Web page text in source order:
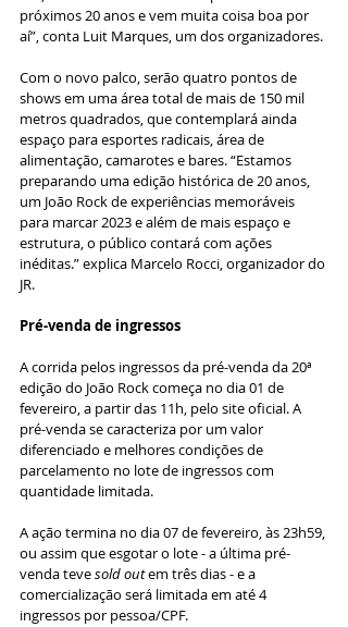
próximos 20 anos e vem muita coisa boa por
aí”, conta Luit Marques, um dos organizadores.
Com o novo palco, serão quatro pontos de
shows em uma área total de mais de 150 mil
metros quadrados, que contemplará ainda
espaço para esportes radicais, área de
alimentação, camarotes e bares. “Estamos
preparando uma edição histórica de 20 anos,
um João Rock de experiências memoráveis
para marcar 2023 e além de mais espaço e
estrutura, o público contará com ações
inéditas.” explica Marcelo Rocci, organizador do
JR.
Pré-venda de ingressos
A corrida pelos ingressos da pré-venda da 20ª
edição do João Rock começa no dia 01 de
fevereiro, a partir das 11h, pelo site oficial. A
pré-venda se caracteriza por um valor
diferenciado e melhores condições de
parcelamento no lote de ingressos com
quantidade limitada.
A ação termina no dia 07 de fevereiro, às 23h59,
ou assim que esgotar o lote - a última pré-
venda teve sold out em três dias - e a
comercialização será limitada em até 4
ingressos por pessoa/CPF.